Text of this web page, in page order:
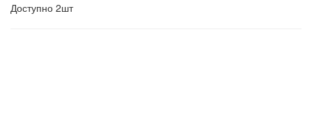
Доступно 2шт